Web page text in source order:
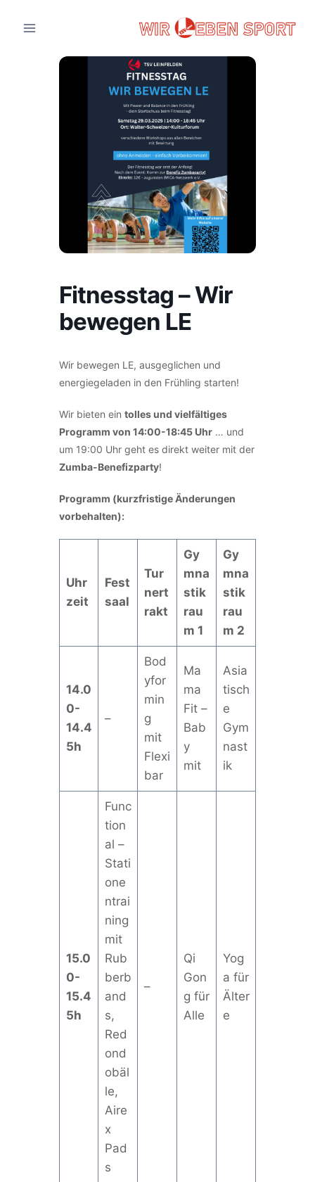
Inhalt
Fitnesstag – Wir
bewegen LE
Wir bewegen LE, ausgeglichen und
energiegeladen in den Frühling starten!
Wir bieten ein tolles und vielfältiges
Programm von 14:00-18:45 Uhr … und
um 19:00 Uhr geht es direkt weiter mit der
Zumba-Benefizparty!
Programm (kurzfristige Änderungen
vorbehalten):
Uhr
zeit
Fest
saal
Tur
nert
rakt
Gy
mna
stik
rau
m 1
Gy
mna
stik
rau
m 2
14.0
0-
14.4
5h
–
Bod
yfor
min
g
mit
Flexi
bar
Ma
ma
Fit –
Bab
y
mit
Asia
tisch
e
Gym
nast
ik
15.0
0-
15.4
5h
Func
tion
al –
Stati
one
ntrai
ning
mit
Rub
berb
and
s,
Red
ond
obäl
le,
Aire
x
Pad
s
–
Qi
Gon
g für
Alle
Yog
a für
Älter
e